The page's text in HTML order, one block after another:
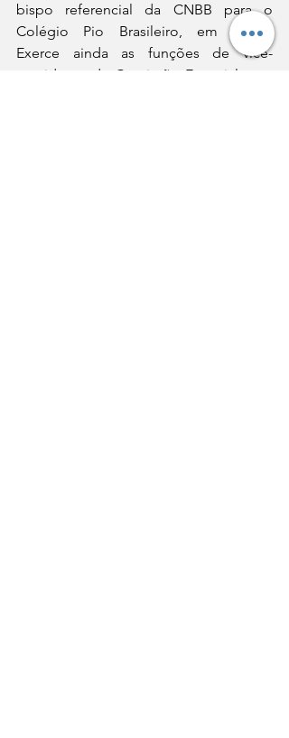
bispo referencial da CNBB para o
Colégio Pio Brasileiro, em Roma.
Exerce ainda as funções de vice-
presidente da Comissão Especial para